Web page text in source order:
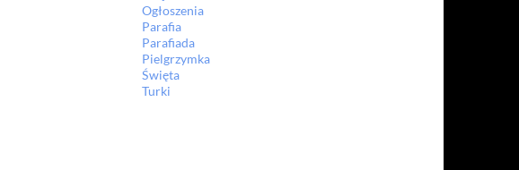
Ogłoszenia
Parafia
Parafiada
Pielgrzymka
Święta
Turki